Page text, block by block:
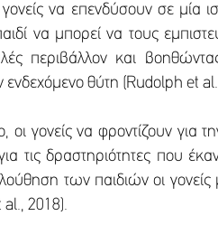
γονείς να επενδύσουν σε
να μπορεί να τους
περιβάλλον και
ενδεχόμενο θύτη (Rudolph et
οι γονείς να φροντίζουν
τις δραστηριότητες που
των παιδιών οι
2018).